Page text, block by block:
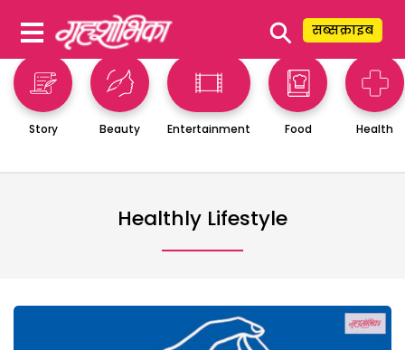
⚲ सब्सक्राइब
Story Beauty Entertainment Food Health
Healthly Lifestyle